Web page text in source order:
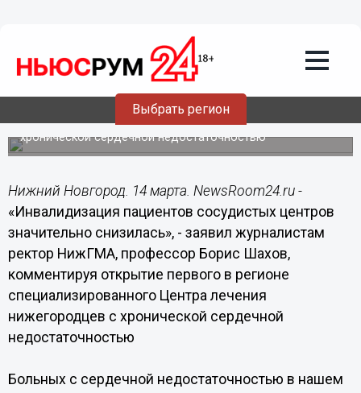
Выбрать регион
Инвалидизация пациентов сосудистых
центров значительно снизилась, -
Шахов
Ректор НижГМА, профессор Борис Шахов
прокомментировал открытие первого в регионе
специализированного Центра лечения нижегородцев с
хронической сердечной недостаточностью
Нижний Новгород. 14 марта. NewsRoom24.ru -
«Инвалидизация пациентов сосудистых центров
значительно снизилась», - заявил журналистам
ректор НижГМА, профессор Борис Шахов,
комментируя открытие первого в регионе
специализированного Центра лечения
нижегородцев с хронической сердечной
недостаточностью
Больных с сердечной недостаточностью в нашем